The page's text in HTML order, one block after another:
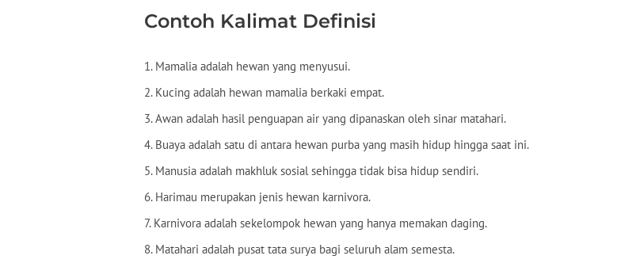
Contoh Kalimat Definisi
1. Mamalia adalah hewan yang menyusui.
2. Kucing adalah hewan mamalia berkaki empat.
3. Awan adalah hasil penguapan air yang dipanaskan oleh sinar matahari.
4. Buaya adalah satu di antara hewan purba yang masih hidup hingga saat ini.
5. Manusia adalah makhluk sosial sehingga tidak bisa hidup sendiri.
6. Harimau merupakan jenis hewan karnivora.
7. Karnivora adalah sekelompok hewan yang hanya memakan daging.
8. Matahari adalah pusat tata surya bagi seluruh alam semesta.